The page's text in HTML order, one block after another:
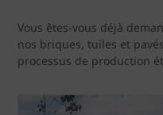
Vous êtes-vous déjà
nos briques, tuiles et
processus de production